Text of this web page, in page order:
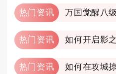
热门资讯 万国觉醒八
热门资讯 如何开启影
热门资讯